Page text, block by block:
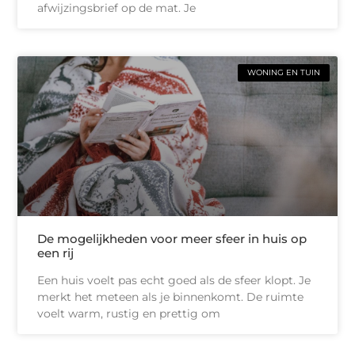
afwijzingsbrief op de mat. Je
WONING EN TUIN
De mogelijkheden voor meer sfeer in huis op
een rij
Een huis voelt pas echt goed als de sfeer klopt. Je
merkt het meteen als je binnenkomt. De ruimte
voelt warm, rustig en prettig om